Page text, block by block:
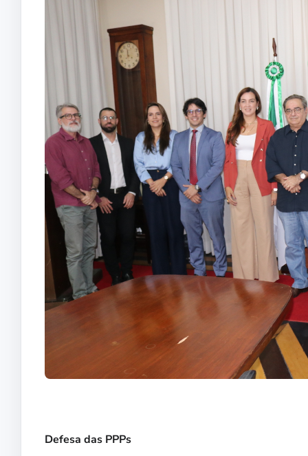
Defesa das PPPs